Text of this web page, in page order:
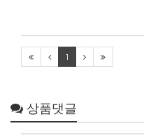
1
상품댓글